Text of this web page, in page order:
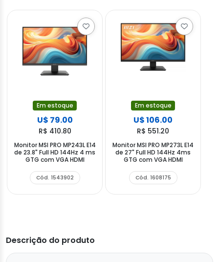
Em estoque
U$ 79.00
R$ 410.80
Monitor MSI PRO MP243L E14
de 23.8" Full HD 144Hz 4 ms
GTG com VGA HDMI
Cód. 1543902
Em estoque
U$ 106.00
R$ 551.20
Monitor MSI PRO MP273L E14
de 27" Full HD 144Hz 4ms
GTG com VGA HDMI
Cód. 1608175
Descrição do produto